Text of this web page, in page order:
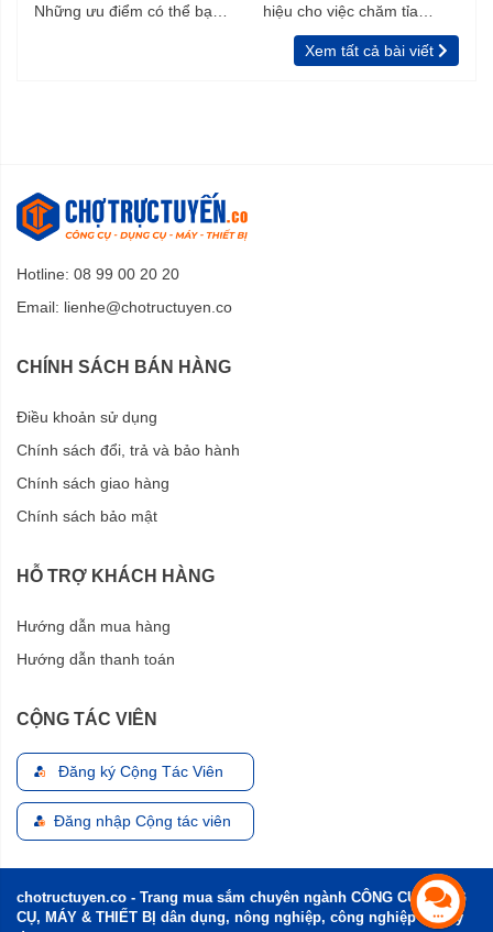
Những ưu điểm có thể bạn
hiệu cho việc chăm tỉa
vườn, rào
Xem tất cả bài viết
Hotline: 08 99 00 20 20
Email: lienhe@chotructuyen.co
CHÍNH SÁCH BÁN HÀNG
Điều khoản sử dụng
Chính sách đổi, trả và bảo hành
Chính sách giao hàng
Chính sách bảo mật
HỖ TRỢ KHÁCH HÀNG
Hướng dẫn mua hàng
Hướng dẫn thanh toán
CỘNG TÁC VIÊN
Đăng ký Cộng Tác Viên
Đăng nhập Cộng tác viên
chotructuyen.co - Trang mua sắm chuyên ngành CÔNG CỤ, DỤNG
CỤ, MÁY & THIẾT BỊ dân dụng, nông nghiệp, công nghiệp và xây